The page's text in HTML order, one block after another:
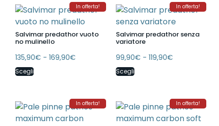
In offerta!
Salvimar predathor vuoto
no mulinello
135,90€ - 169,90€
Scegli
In offerta!
Salvimar predathor senza
variatore
99,90€ - 119,90€
Scegli
In offerta! In offerta!